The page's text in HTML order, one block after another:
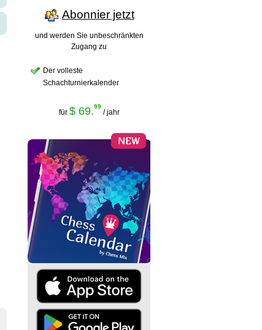
Abonnier jetzt
und werden Sie unbeschränkten
Zugang zu
Der volleste
Schachturnierkalender
für $ 69.99
/ jahr